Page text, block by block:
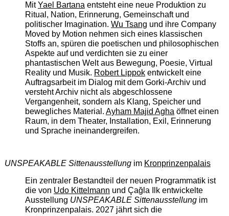
MitYael Bartanaentsteht eine neue Produktion zu
Ritual, Nation, Erinnerung, Gemeinschaft und
politischer Imagination. Wu Tsang und ihre Company
Moved by Motion nehmen sich eines klassischen
Stoffs an, spüren die poetischen und philosophischen
Aspekte auf und verdichten sie zu einer
phantastischen Welt aus Bewegung, Poesie, Virtual
Reality und Musik. Robert Lippokentwickelt eine
Auftragsarbeit im Dialog mit dem Gorki-Archiv und
versteht Archiv nicht als abgeschlossene
Vergangenheit, sondern als Klang, Speicher und
bewegliches Material. Ayham Majid Aghaöffnet einen
Raum, in dem Theater, Installation, Exil, Erinnerung
und Sprache ineinandergreifen.
UNSPEAKABLE Sittenausstellungim Kronprinzenpalais
Ein zentraler Bestandteil der neuen Programmatik ist
die von Udo Kittelmann und Çağla Ilk entwickelte
Ausstellung UNSPEAKABLE Sittenausstellungim
Kronprinzenpalais. 2027 jährt sich die